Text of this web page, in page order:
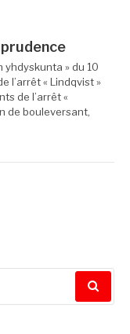
yhdyskunta » du 10
l’arrêt « Lindqvist »
de l’arrêt «
de bouleversant,